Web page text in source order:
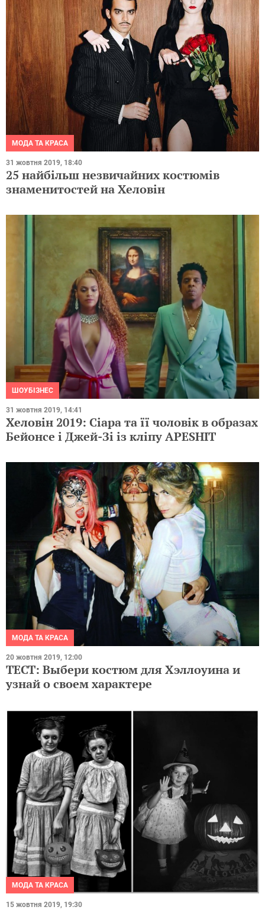
МОДА ТА КРАСА
31 жовтня 2019, 18:40
25 найбільш незвичайних костюмів
знаменитостей на Хеловін
ШОУБІЗНЕС
31 жовтня 2019, 14:41
Хеловін 2019: Сіара та її чоловік в образах
Бейонсе і Джей-Зі із кліпу APESHIT
МОДА ТА КРАСА
20 жовтня 2019, 12:00
ТЕСТ: Выбери костюм для Хэллоуина и
узнай о своем характере
МОДА ТА КРАСА
15 жовтня 2019, 19:30